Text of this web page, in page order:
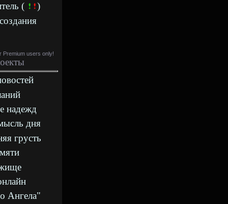
(
)
Premium users only!
надежд
дня
грусть
Ангела"